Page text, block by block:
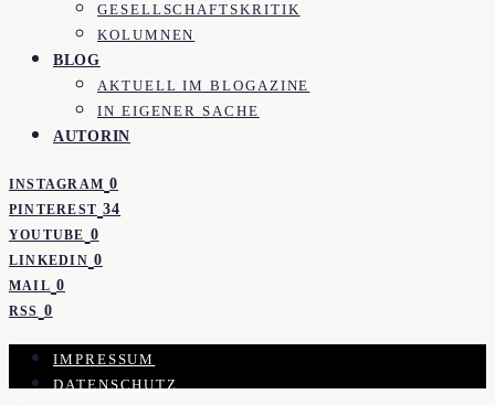
GESELLSCHAFTSKRITIK
KOLUMNEN
BLOG
AKTUELL IM BLOGAZINE
IN EIGENER SACHE
AUTORIN
INSTAGRAM 0
PINTEREST 34
YOUTUBE 0
LINKEDIN 0
MAIL 0
RSS 0
IMPRESSUM
DATENSCHUTZ